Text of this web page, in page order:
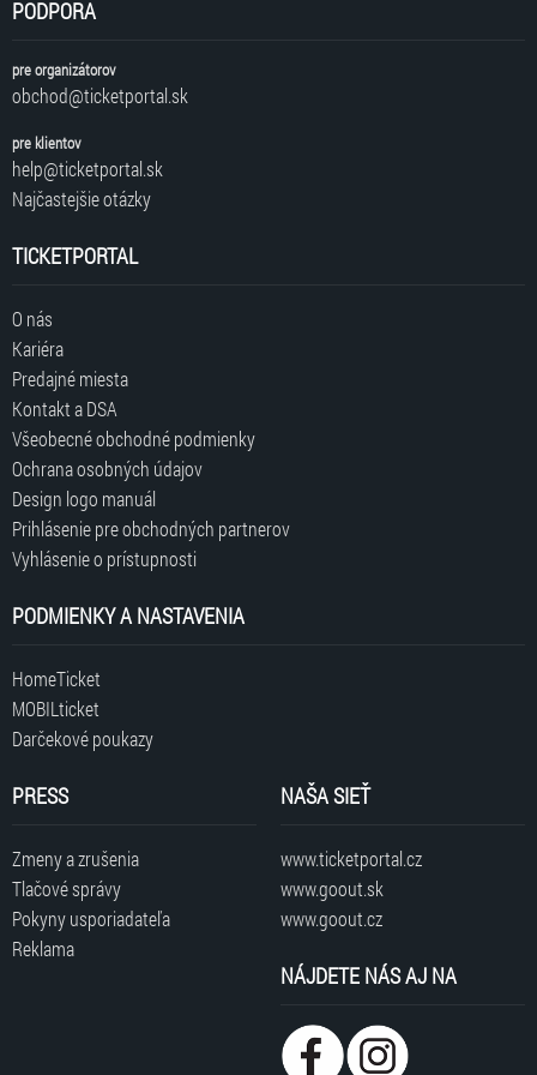
PODPORA
pre organizátorov
obchod@ticketportal.sk
pre klientov
help@ticketportal.sk
Najčastejšie otázky
TICKETPORTAL
O nás
Kariéra
Predajné miesta
Kontakt a DSA
Všeobecné obchodné podmienky
Ochrana osobných údajov
Design logo manuál
Prihlásenie pre obchodných partnerov
Vyhlásenie o prístupnosti
PODMIENKY A NASTAVENIA
HomeTicket
MOBILticket
Darčekové poukazy
PRESS
Zmeny a zrušenia
Tlačové správy
Pokyny usporiadateľa
Reklama
NAŠA SIEŤ
www.ticketportal.cz
www.goout.sk
www.goout.cz
NÁJDETE NÁS AJ NA